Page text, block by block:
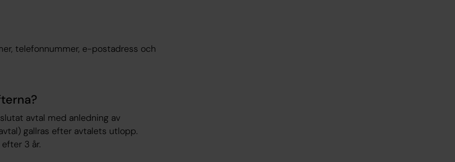
telefonnummer, e-postadress och
avtal med anledning av
gallras efter avtalets utlopp.
3 år.